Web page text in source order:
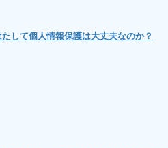
して個人情報保護は大丈夫なのか？